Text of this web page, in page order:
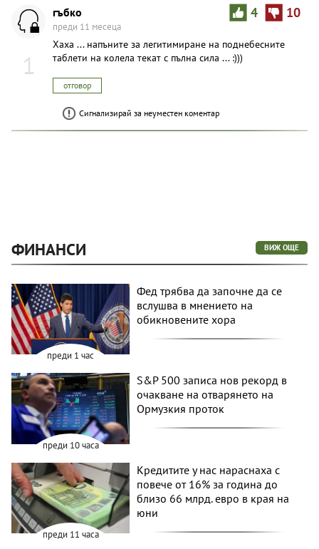
1
4 10
гъбко
преди 11 месеца
Хаха ... напъните за легитимиране на поднебесните
таблети на колела текат с пълна сила ... :)))
отговор
Сигнализирай за неуместен коментар
ФИНАНСИ ВИЖ ОЩЕ
преди 1 час
Фед трябва да започне да се
вслушва в мнението на
обикновените хора
преди 10 часа
S&P 500 записа нов рекорд в
очакване на отварянето на
Ормузкия проток
преди 11 часа
Кредитите у нас нараснаха с
повече от 16% за година до
близо 66 млрд. евро в края на
юни